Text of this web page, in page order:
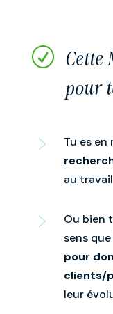
R
Cette
pour
Tu es
au travail
Ou bien
sens
pour
clients/
leur